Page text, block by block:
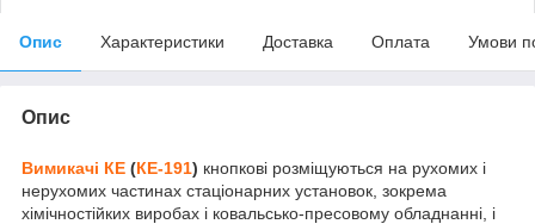
Опис Характеристики Доставка Оплата Умови
Опис
Вимикачі КЕ (КЕ-191) кнопкові розміщуються на рухомих і
нерухомих частинах стаціонарних установок, зокрема
хімічностійких виробах і ковальсько-пресовому обладнанні, і